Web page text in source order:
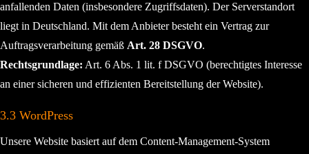
anfallenden Daten (insbesondere Zugriffsdaten). Der Serverstandort
liegt in Deutschland. Mit dem Anbieter besteht ein Vertrag zur
Auftragsverarbeitung gemäß Art. 28 DSGVO.
Rechtsgrundlage: Art. 6 Abs. 1 lit. f DSGVO (berechtigtes Interesse
an einer sicheren und effizienten Bereitstellung der Website).
3.3 WordPress
Unsere Website basiert auf dem Content-Management-System